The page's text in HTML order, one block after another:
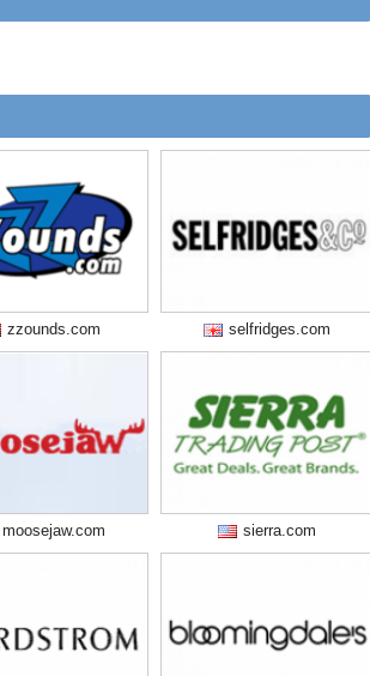
zzounds.com selfridges.com
moosejaw.com sierra.com